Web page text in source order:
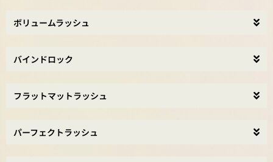
ボリュームラッシュ
バインドロック
フラットマットラッシュ
パーフェクトラッシュ